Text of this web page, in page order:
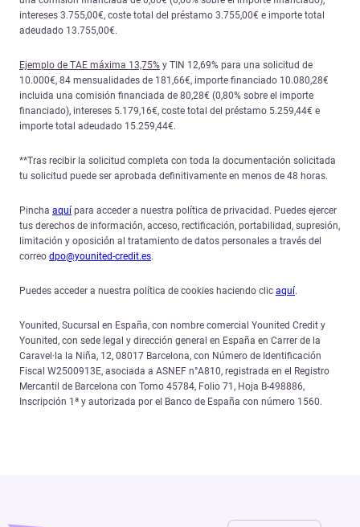
intereses 3.755,00€, coste total del préstamo 3.755,00€ e importe total
adeudado 13.755,00€.
Ejemplo de TAE máxima 13,75% y TIN 12,69% para una solicitud de
10.000€, 84 mensualidades de 181,66€, importe financiado 10.080,28€
incluida una comisión financiada de 80,28€ (0,80% sobre el importe
financiado), intereses 5.179,16€, coste total del préstamo 5.259,44€ e
importe total adeudado 15.259,44€.
**Tras recibir la solicitud completa con toda la documentación solicitada
tu solicitud puede ser aprobada definitivamente en menos de 48 horas.
Pincha aquí para acceder a nuestra política de privacidad. Puedes ejercer
tus derechos de información, acceso, rectificación, portabilidad, supresión,
limitación y oposición al tratamiento de datos personales a través del
correo dpo@younited-credit.es.
Puedes acceder a nuestra política de cookies haciendo clic aquí.
Younited, Sucursal en España, con nombre comercial Younited Credit y
Younited, con sede legal y dirección general en España en Carrer de la
Caravel·la la Niña, 12, 08017 Barcelona, con Número de Identificación
Fiscal W2500913E, asociada a ASNEF n°A810, registrada en el Registro
Mercantil de Barcelona con Tomo 45784, Folio 71, Hoja B-498886,
Inscripción 1ª y autorizada por el Banco de España con número 1560.